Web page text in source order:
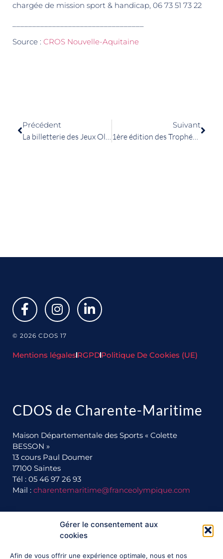
Gérer le consentement aux
cookies
Afin de vous offrir une expérience optimale, nous et nos
chargée de mission sport & handicap, 06 73 51 73 22
Source : CROS Nouvelle-Aquitaine
Précédent Suivant
1ère édition des Trophées “Terre de Jeux 2024” : 24 labellisés récompensés pour leurs projets pour développer la place du sport en France
© 2026 CDOS 17
Mentions légales RGPDPolitique De Cookies (UE)
CDOS de Charente-Maritime
Maison Départementale des Sports « Colette
BESSON »
13 cours Paul Doumer
17100 Saintes
Tél : 05 46 97 26 93
Mail : charentemaritime@franceolympique.com
Ils nous soutiennent :